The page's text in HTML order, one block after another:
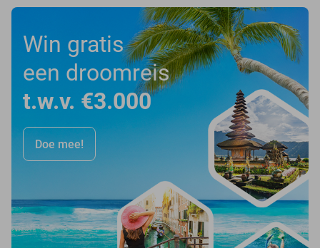
Win gratis
een droomreis
t.w.v. €3.000
Doe mee!